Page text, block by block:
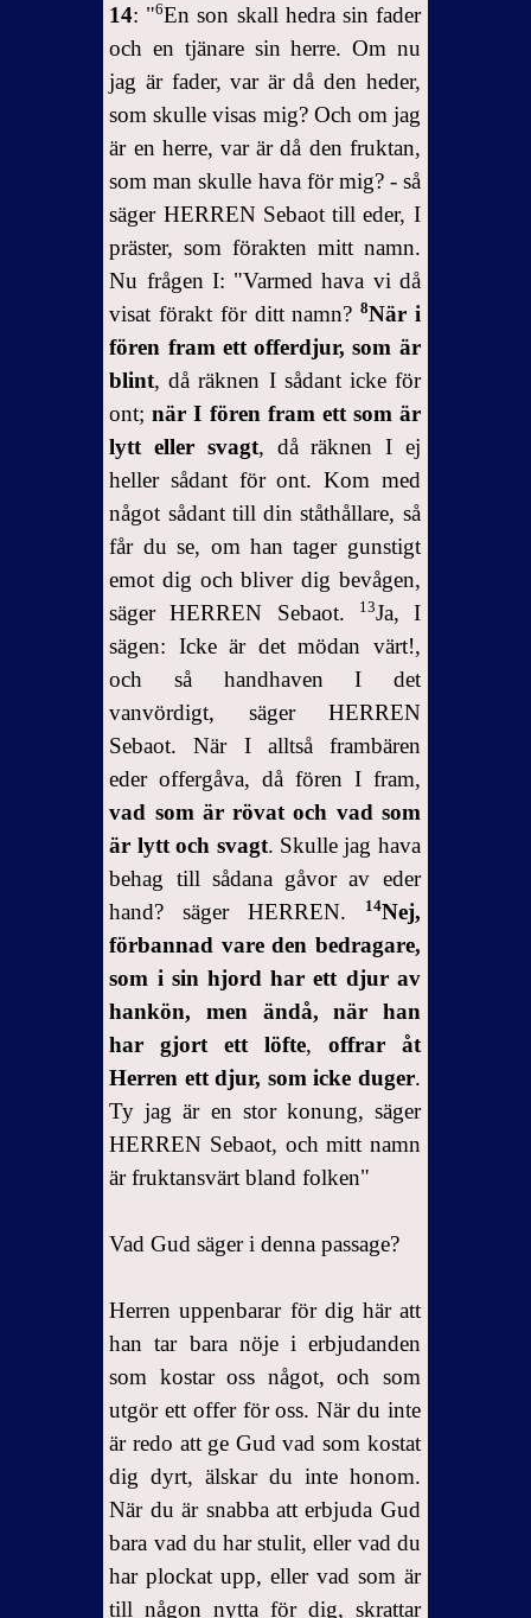
14: "6En son skall hedra sin fader
och en tjänare sin herre. Om nu
jag är fader, var är då den heder,
som skulle visas mig? Och om jag
är en herre, var är då den fruktan,
som man skulle hava för mig? - så
säger HERREN Sebaot till eder, I
präster, som förakten mitt namn.
Nu frågen I: "Varmed hava vi då
visat förakt för ditt namn?8När i
fören fram ett offerdjur, som är
blint, då räknen I sådant icke för
ont;när I fören fram ett som är
lytt eller svagt, då räknen I ej
heller sådant för ont. Kom med
något sådant till din ståthållare, så
får du se, om han tager gunstigt
emot dig och bliver dig bevågen,
säger HERREN Sebaot.
13Ja, I
sägen: Icke är det mödan värt!,
och så handhaven I det
vanvördigt, säger HERREN
Sebaot. När I alltså frambären
eder offergåva, då fören I fram,
vad som är rövat och vad som
är lytt och svagt. Skulle jag hava
behag till sådana gåvor av eder
hand? säger HERREN.
14Nej,
förbannad vare den bedragare,
som i sin hjord har ett djur av
hankön, men ändå, när han
har gjort ett löfte, offrar åt
Herren ett djur, som icke duger.
Ty jag är en stor konung, säger
HERREN Sebaot, och mitt namn
är fruktansvärt bland folken"
Vad Gud säger i denna passage?
Herren uppenbarar för dig här att
han tar bara nöje i erbjudanden
som kostar oss något, och som
utgör ett offer för oss.När du inte
är redo att ge Gud vad som kostat
dig dyrt, älskar du inte honom.
När du är snabba att erbjuda Gud
bara vad du har stulit, eller vad du
har plockat upp, eller vad som är
till någon nytta för dig, skrattar